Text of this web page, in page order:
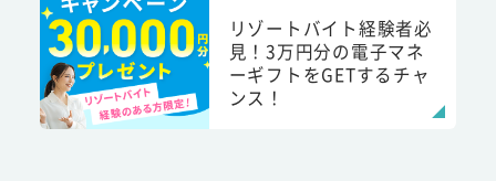
リゾートバイト経験者必
見！3万円分の電子マネ
ーギフトをGETするチャ
ンス！